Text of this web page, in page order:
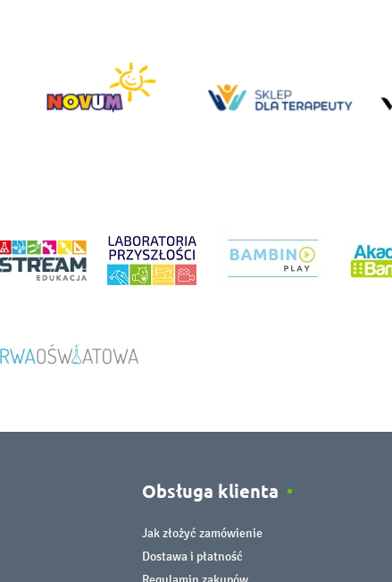
Obsługa klienta
Jak złożyć zamówienie
Dostawa i płatność